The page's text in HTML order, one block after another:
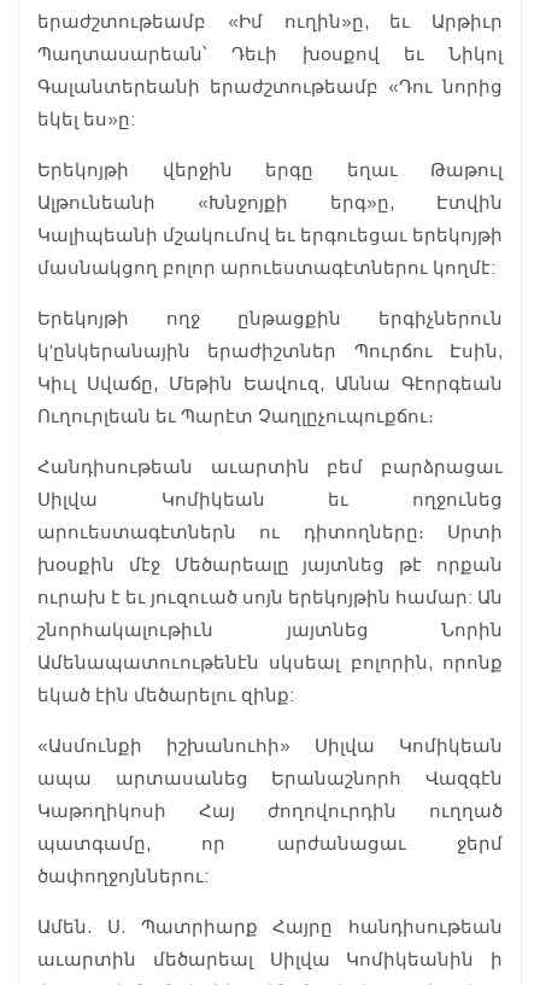
երաժշտութեամբ «Իմ ուղին»ը, եւ Արթիւր
Պաղտասարեան՝ Դեւի խօսքով եւ Նիկոլ
Գալանտերեանի երաժշտութեամբ «Դու նորից
եկել ես»ը:
Երեկոյթի վերջին երգը եղաւ Թաթուլ
Ալթունեանի «Խնջոյքի երգ»ը, Էտվին
Կալիպեանի մշակումով եւ երգուեցաւ երեկոյթի
մասնակցող բոլոր արուեստագէտներու կողմէ:
Երեկոյթի ողջ ընթացքին երգիչներուն
կ’ընկերանային երաժիշտներ Պուրճու Էսին,
Կիւլ Սվաճը, Մեթին Եավուզ, Աննա Գէորգեան
Ուղուրլեան եւ Պարէտ Չաղլըչուպուքճու։
Հանդիսութեան աւարտին բեմ բարձրացաւ
Սիլվա Կոմիկեան եւ ողջունեց
արուեստագէտներն ու դիտողները։ Սրտի
խօսքին մէջ Մեծարեալը յայտնեց թէ որքան
ուրախ է եւ յուզուած սոյն երեկոյթին համար: Ան
շնորհակալութիւն յայտնեց Նորին
Ամենապատուութենէն սկսեալ բոլորին, որոնք
եկած էին մեծարելու զինք:
«Ասմունքի իշխանուհի» Սիլվա Կոմիկեան
ապա արտասանեց Երանաշնորհ Վազգէն
Կաթողիկոսի Հայ ժողովուրդին ուղղած
պատգամը, որ արժանացաւ ջերմ
ծափողջոյններու:
Ամեն. Ս. Պատրիարք Հայրը հանդիսութեան
աւարտին մեծարեալ Սիլվա Կոմիկեանին ի